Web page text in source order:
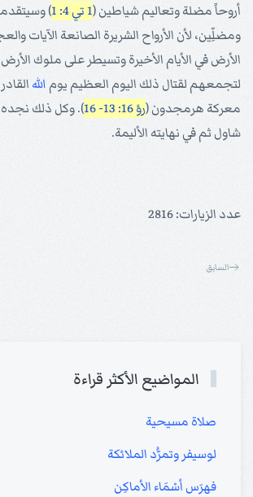
أروحاً مضلة وتعاليم شياطين (1 تي 4: 1
)
ومضلِّين، لأن الأرواح الشريرة الصانعة الآيات
الأرض في الأيام الأخيرة وتسيطر على ملوك
لتجمعهم لقتال ذلك اليوم العظيم يوم الله
معركة هرمجدون (رؤ 16: 13- 16
). وكل ذلك نجده
شاول ثم في نهايته الأليمة.
عدد الزيارات: 2816
السابق
المواضيع الأكثر قراءة
صلاة مسيحية
لوسيفر وتمرُّد الملائكة
فهرَس أسْمَاء الأماكِن